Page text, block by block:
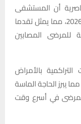
أن المستشفى
الجديد يُتوقع أن يكتمل بنهاية العام الحالي 2026، مما يمثل تقدما
للمرضى المصابين
بالأمراض
10 آلاف إصابة، مما يبرز الحاجة الماسة
في أسرع وقت